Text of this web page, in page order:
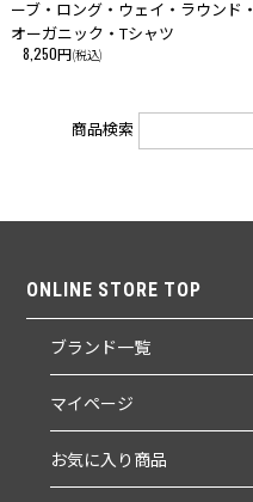
ーブ・ロング・ウェイ・ラウンド・
オーガニック・Tシャツ
8,250円(税込)
商品検索
ONLINE STORE TOP
ブランド一覧
マイページ
お気に入り商品